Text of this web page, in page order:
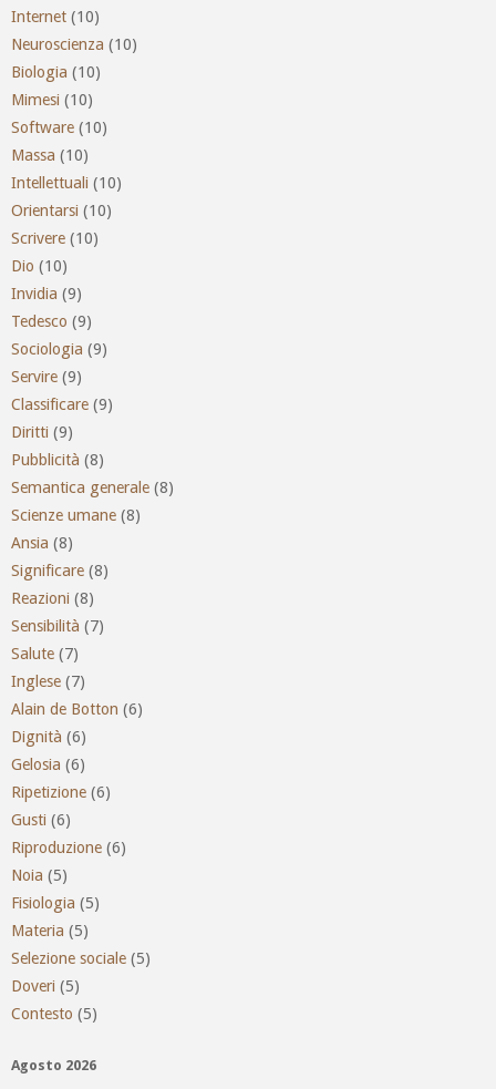
Internet (10)
Neuroscienza (10)
Biologia (10)
Mimesi (10)
Software (10)
Massa (10)
Intellettuali (10)
Orientarsi (10)
Scrivere (10)
Dio (10)
Invidia (9)
Tedesco (9)
Sociologia (9)
Servire (9)
Classificare (9)
Diritti (9)
Pubblicità (8)
Semantica generale (8)
Scienze umane (8)
Ansia (8)
Significare (8)
Reazioni (8)
Sensibilità (7)
Salute (7)
Inglese (7)
Alain de Botton (6)
Dignità (6)
Gelosia (6)
Ripetizione (6)
Gusti (6)
Riproduzione (6)
Noia (5)
Fisiologia (5)
Materia (5)
Selezione sociale (5)
Doveri (5)
Contesto (5)
Agosto 2026